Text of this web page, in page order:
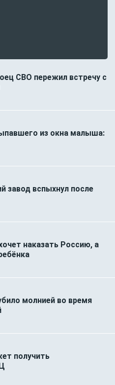
СВО пережил встречу с
из окна малыша:
завод вспыхнул после
наказать Россию, а
молнией во время
получить